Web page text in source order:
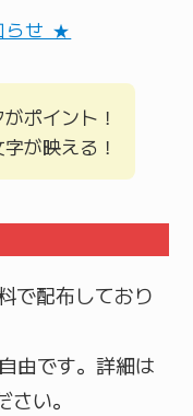
らせ ★
ポイント！
が映える！
で配布しており
由です。詳細は
い。